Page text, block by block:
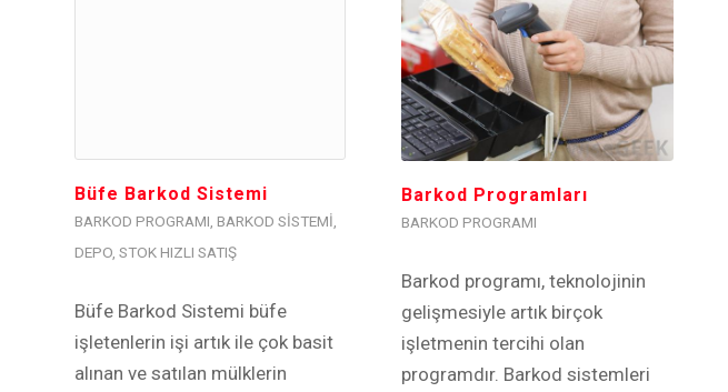
Büfe Barkod Sistemi
BARKOD PROGRAMI, BARKOD SISTEMI,
DEPO, STOK HIZLI SATIŞ
Büfe Barkod Sistemi büfe
işletenlerin işi artık ile çok basit
alınan ve satılan mülklerin
Barkod Programları
BARKOD PROGRAMI
Barkod programı, teknolojinin
gelişmesiyle artık birçok
işletmenin tercihi olan
programdır. Barkod sistemleri